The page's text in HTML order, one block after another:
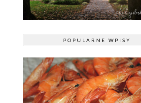
POPULARNE WPISY